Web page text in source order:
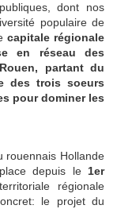
dont nos
populaire de
capitale régionale
en réseau des
partant du
des trois soeurs
pour dominer les
rouennais Hollande
depuis le 1er
régionale
le projet du